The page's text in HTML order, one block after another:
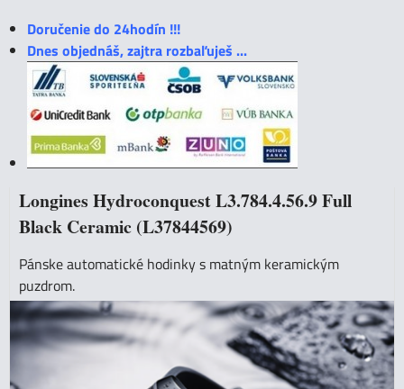
Doručenie do 24hodín !!!
Dnes objednáš, zajtra rozbaľuješ ...
Longines Hydroconquest L3.784.4.56.9 Full
Black Ceramic (L37844569)
Pánske automatické hodinky s matným keramickým
puzdrom.